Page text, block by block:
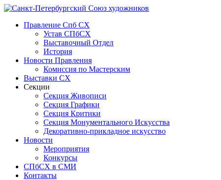
Правление Спб СХ
Устав СПбСХ
Выставочный Отдел
История
Новости Правления
Комиссия по Мастерским
Выставки СХ
Секции
Секция Живописи
Секция Графики
Секция Критики
Секция Монументального Искусства
Декоративно-прикладное искусство
Новости
Мероприятия
Конкурсы
СПбСХ в СМИ
Контакты